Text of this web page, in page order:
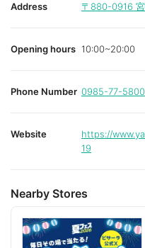
Address 〒880-0916
Opening hours 10:00~20:00
Phone Number 0985-77-5800
Website
https://
19
Nearby Stores